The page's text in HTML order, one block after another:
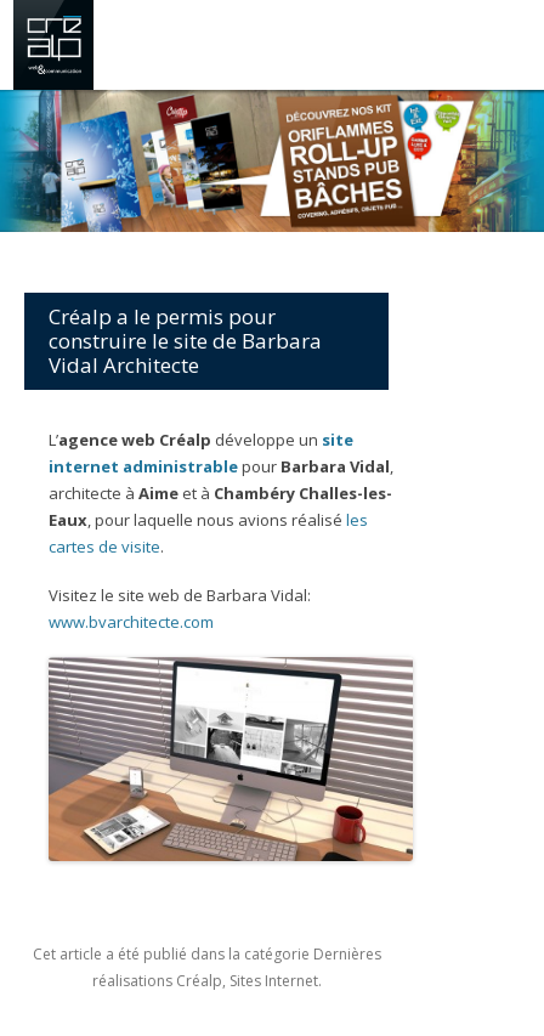
Créalp a le permis pour
construire le site de Barbara
Vidal Architecte
L’agence web Créalp développe un site
internet administrablepour Barbara Vidal,
architecte à Aime et à Chambéry Challes-les-
Eaux, pour laquelle nous avions réalisé les
cartes de visite.
Visitez le site web de Barbara Vidal:
www.bvarchitecte.com
Cet article a été publié dans la catégorie Dernières
réalisations Créalp, Sites Internet.